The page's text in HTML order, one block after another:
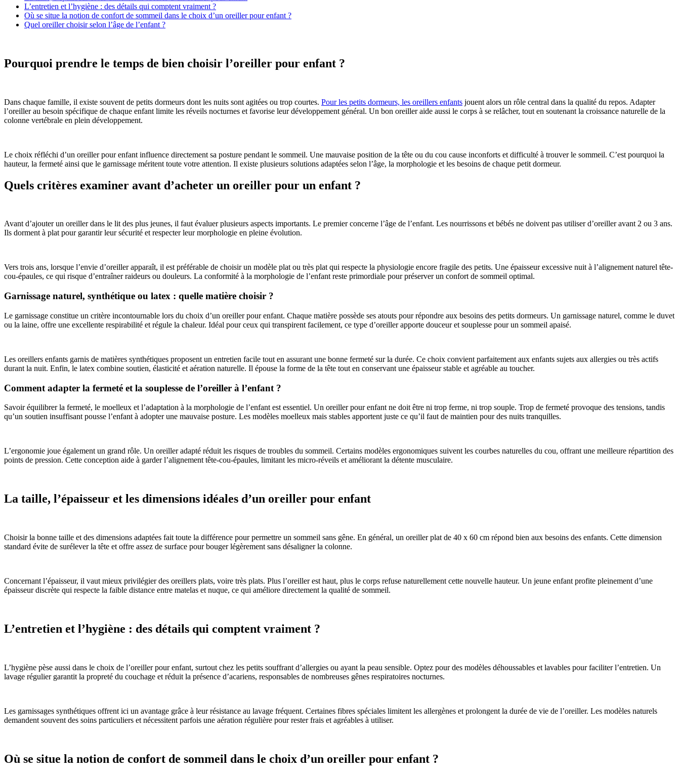
L’entretien et l’hygiène : des détails qui comptent vraiment ?
Où se situe la notion de confort de sommeil dans le choix d’un oreiller pour enfant ?
Quel oreiller choisir selon l’âge de l’enfant ?
Pourquoi prendre le temps de bien choisir l’oreiller pour enfant ?
Dans chaque famille, il existe souvent de petits dormeurs dont les nuits sont agitées ou trop courtes. Pour les petits dormeurs, les oreillers enfants jouent alors un rôle central dans la qualité du repos. Adapter
l’oreiller au besoin spécifique de chaque enfant limite les réveils nocturnes et favorise leur développement général. Un bon oreiller aide aussi le corps à se relâcher, tout en soutenant la croissance naturelle de la
colonne vertébrale en plein développement.
Le choix réfléchi d’un oreiller pour enfant influence directement sa posture pendant le sommeil. Une mauvaise position de la tête ou du cou cause inconforts et difficulté à trouver le sommeil. C’est pourquoi la
hauteur, la fermeté ainsi que le garnissage méritent toute votre attention. Il existe plusieurs solutions adaptées selon l’âge, la morphologie et les besoins de chaque petit dormeur.
Quels critères examiner avant d’acheter un oreiller pour un enfant ?
Avant d’ajouter un oreiller dans le lit des plus jeunes, il faut évaluer plusieurs aspects importants. Le premier concerne l’âge de l’enfant. Les nourrissons et bébés ne doivent pas utiliser d’oreiller avant 2 ou 3 ans.
Ils dorment à plat pour garantir leur sécurité et respecter leur morphologie en pleine évolution.
Vers trois ans, lorsque l’envie d’oreiller apparaît, il est préférable de choisir un modèle plat ou très plat qui respecte la physiologie encore fragile des petits. Une épaisseur excessive nuit à l’alignement naturel tête-
cou-épaules, ce qui risque d’entraîner raideurs ou douleurs. La conformité à la morphologie de l’enfant reste primordiale pour préserver un confort de sommeil optimal.
Garnissage naturel, synthétique ou latex : quelle matière choisir ?
Le garnissage constitue un critère incontournable lors du choix d’un oreiller pour enfant. Chaque matière possède ses atouts pour répondre aux besoins des petits dormeurs. Un garnissage naturel, comme le duvet
ou la laine, offre une excellente respirabilité et régule la chaleur. Idéal pour ceux qui transpirent facilement, ce type d’oreiller apporte douceur et souplesse pour un sommeil apaisé.
Les oreillers enfants garnis de matières synthétiques proposent un entretien facile tout en assurant une bonne fermeté sur la durée. Ce choix convient parfaitement aux enfants sujets aux allergies ou très actifs
durant la nuit. Enfin, le latex combine soutien, élasticité et aération naturelle. Il épouse la forme de la tête tout en conservant une épaisseur stable et agréable au toucher.
Comment adapter la fermeté et la souplesse de l’oreiller à l’enfant ?
Savoir équilibrer la fermeté, le moelleux et l’adaptation à la morphologie de l’enfant est essentiel. Un oreiller pour enfant ne doit être ni trop ferme, ni trop souple. Trop de fermeté provoque des tensions, tandis
qu’un soutien insuffisant pousse l’enfant à adopter une mauvaise posture. Les modèles moelleux mais stables apportent juste ce qu’il faut de maintien pour des nuits tranquilles.
L’ergonomie joue également un grand rôle. Un oreiller adapté réduit les risques de troubles du sommeil. Certains modèles ergonomiques suivent les courbes naturelles du cou, offrant une meilleure répartition des
points de pression. Cette conception aide à garder l’alignement tête-cou-épaules, limitant les micro-réveils et améliorant la détente musculaire.
La taille, l’épaisseur et les dimensions idéales d’un oreiller pour enfant
Choisir la bonne taille et des dimensions adaptées fait toute la différence pour permettre un sommeil sans gêne. En général, un oreiller plat de 40 x 60 cm répond bien aux besoins des enfants. Cette dimension
standard évite de surélever la tête et offre assez de surface pour bouger légèrement sans désaligner la colonne.
Concernant l’épaisseur, il vaut mieux privilégier des oreillers plats, voire très plats. Plus l’oreiller est haut, plus le corps refuse naturellement cette nouvelle hauteur. Un jeune enfant profite pleinement d’une
épaisseur discrète qui respecte la faible distance entre matelas et nuque, ce qui améliore directement la qualité de sommeil.
L’entretien et l’hygiène : des détails qui comptent vraiment ?
L’hygiène pèse aussi dans le choix de l’oreiller pour enfant, surtout chez les petits souffrant d’allergies ou ayant la peau sensible. Optez pour des modèles déhoussables et lavables pour faciliter l’entretien. Un
lavage régulier garantit la propreté du couchage et réduit la présence d’acariens, responsables de nombreuses gênes respiratoires nocturnes.
Les garnissages synthétiques offrent ici un avantage grâce à leur résistance au lavage fréquent. Certaines fibres spéciales limitent les allergènes et prolongent la durée de vie de l’oreiller. Les modèles naturels
demandent souvent des soins particuliers et nécessitent parfois une aération régulière pour rester frais et agréables à utiliser.
Où se situe la notion de confort de sommeil dans le choix d’un oreiller pour enfant ?